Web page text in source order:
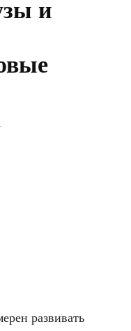
и
развивать